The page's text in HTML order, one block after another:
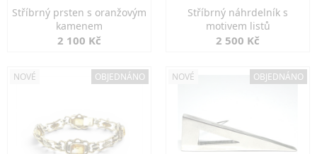
Stříbrný prsten s oranžovým
kamenem
2 100 Kč
Stříbrný náhrdelník s
motivem listů
2 500 Kč
NOVÉ OBJEDNÁNO NOVÉ OBJEDNÁNO